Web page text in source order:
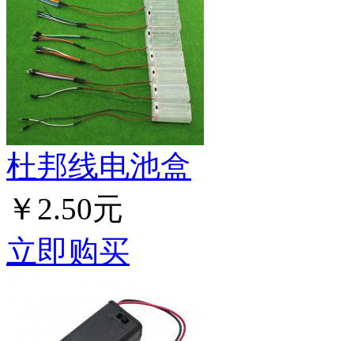
杜邦线电池盒
￥2.50元
立即购买